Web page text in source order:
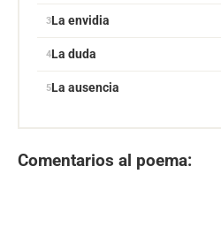
La envidia
La duda
La ausencia
Comentarios al poema: